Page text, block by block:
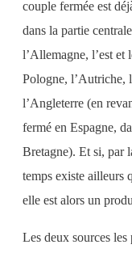
couple fermée est
dans la partie
l’Allemagne, l’est et
Pologne, l’Autriche,
l’Angleterre (en
fermé en Espagne,
Bretagne). Et si, par
temps existe ailleurs
elle est alors un
Les deux sources